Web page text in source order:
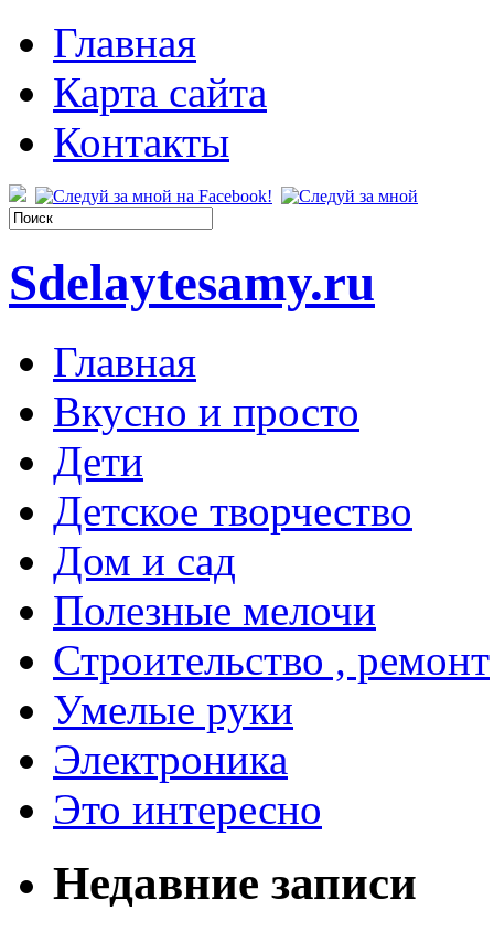
Главная
Карта сайта
Контакты
Sdelaytesamy.ru
Главная
Вкусно и просто
Дети
Детское творчество
Дом и сад
Полезные мелочи
Строительство , ремонт
Умелые руки
Электроника
Это интересно
Недавние записи